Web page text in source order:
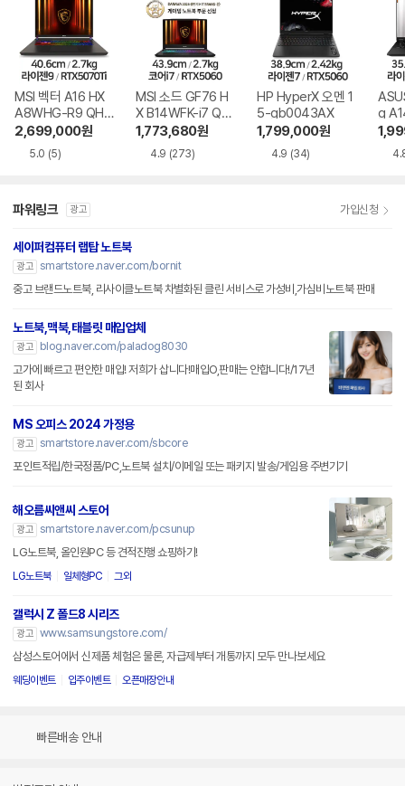
MSI 벡터 A16 HX
A8WHG-R9 QHD
+
2,699,000원
5.0 (5)
MSI 소드 GF76 H
X B14WFK-i7 QH
D
1,773,680원
4.9 (273)
HP HyperX 오멘 1
5-gb0043AX
1,799,000원
4.9 (34)
g
파워링크 광고 가입신청
세이퍼컴퓨터 랩탑 노트북
광고 smartstore.naver.com/bornit
중고 브랜드노트북, 리사이클노트북 차별화된 클린 서비스로 가성비,가심비노트북 판매
노트북,맥북,태블릿 매입업체
광고
blog.naver.com/paladog8030
고가에 빠르고 편안한 매입! 저희가 삽니다!매입O,판매는 안합니다!/17년
된 회사
MS 오피스 2024 가정용
광고 smartstore.naver.com/sbcore
포인트적립/한국정품/PC,노트북 설치/이메일 또는 패키지 발송/게임용 주변기기
해오름씨앤씨 스토어
광고 smartstore.naver.com/pcsunup
LG노트북, 올인원PC 등 견적진행 쇼핑하기!
LG노트북 일체형PC 그외
갤럭시 Z 폴드8 시리즈
광고 www.samsungstore.com/
삼성스토어에서 신제품 체험은 물론, 자급제부터 개통까지 모두 만나보세요
웨딩이벤트 입주이벤트 오픈매장안내
빠른배송 안내